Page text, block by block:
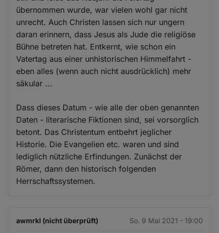
übernommen wurde, war vielen wohl gar nicht
unrecht. Auch Christen lassen sich nur ungern
daran erinnern, dass Jesus als Jude die religiöse
Bühne betreten hat. Entkernt, wie schon ein
Vatertag aus einer unhistorischen Himmelfahrt -
eben alles (wenn auch nicht ausdrücklich) mehr
säkular ...
Dass dieses Datum - wie alle der oben genannten
Daten - literarische Fiktionen sind, sei vorsorglich
betont. Das Christentum entbehrt jeglicher
Historie. Die Evangelien etc. waren und sind
lediglich nützliche Erfindungen. Zunächst der
Römer, dann den historisch folgenden
Herrschaftssystemen.
awmrkl (nicht überprüft) So. 9 Mai 2021 - 19:00